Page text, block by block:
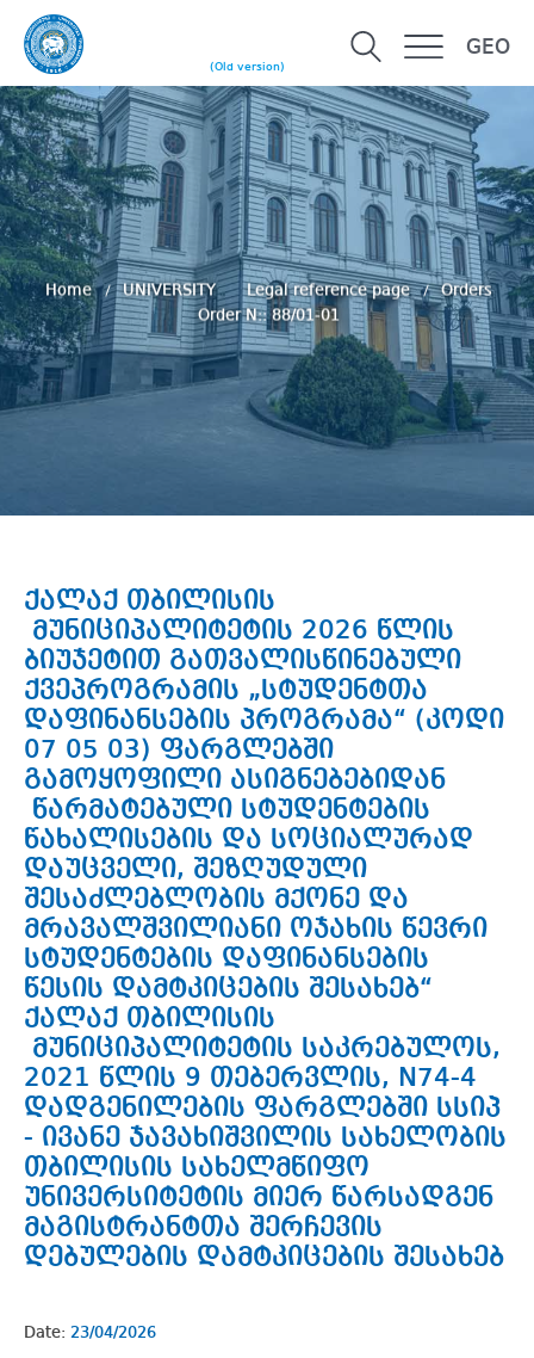
(Old version)
GEO
Home UNIVERSITY Legal reference page
Orders
Order N:: 88/01-01
ქალაქ თბილისის
მუნიციპალიტეტის 2026 წლის
ბიუჯეტით გათვალისწინებული
ქვეპროგრამის „სტუდენტთა
დაფინანსების პროგრამა“ (კოდი
07 05 03) ფარგლებში
გამოყოფილი ასიგნებებიდან
წარმატებული სტუდენტების
წახალისების და სოციალურად
დაუცველი, შეზღუდული
შესაძლებლობის მქონე და
მრავალშვილიანი ოჯახის წევრი
სტუდენტების დაფინანსების
წესის დამტკიცების შესახებ“
ქალაქ თბილისის
მუნიციპალიტეტის საკრებულოს,
2021 წლის 9 თებერვლის, N74-4
დადგენილების ფარგლებში სსიპ
- ივანე ჯავახიშვილის სახელობის
თბილისის სახელმწიფო
უნივერსიტეტის მიერ წარსადგენ
მაგისტრანტთა შერჩევის
დებულების დამტკიცების შესახებ
Date: 23/04/2026